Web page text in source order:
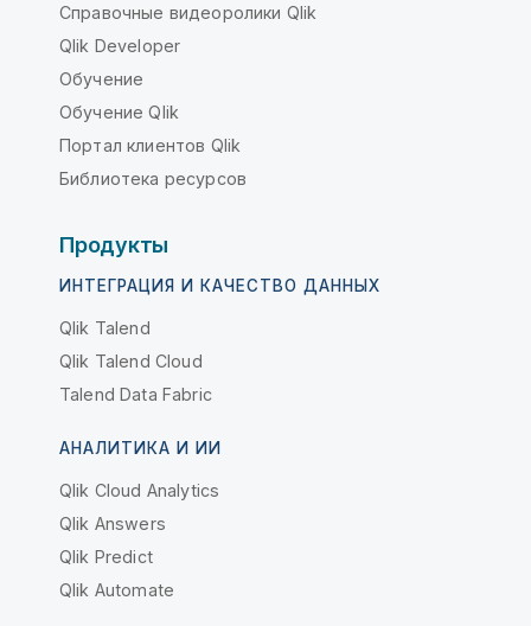
Справочные видеоролики Qlik
Qlik Developer
Обучение
Обучение Qlik
Портал клиентов Qlik
Библиотека ресурсов
Продукты
ИНТЕГРАЦИЯ И КАЧЕСТВО ДАННЫХ
Qlik Talend
Qlik Talend Cloud
Talend Data Fabric
АНАЛИТИКА И ИИ
Qlik Cloud Analytics
Qlik Answers
Qlik Predict
Qlik Automate